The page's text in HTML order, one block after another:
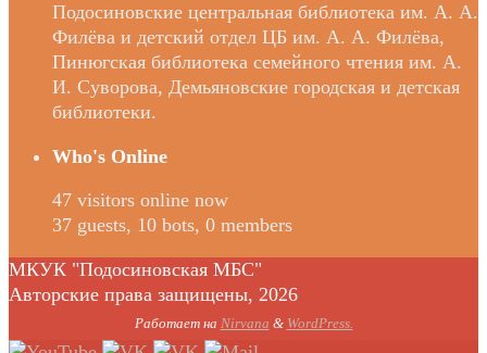
Подосиновские центральная библиотека им. А. А.
Филёва и детский отдел ЦБ им. А. А. Филёва,
Пинюгская библиотека семейного чтения им. А.
И. Суворова, Демьяновские городская и детская
библиотеки.
Who's Online
47 visitors online now
37 guests, 10 bots, 0 members
МКУК "Подосиновская МБС"
Авторские права защищены, 2026
Работает на Nirvana & WordPress.